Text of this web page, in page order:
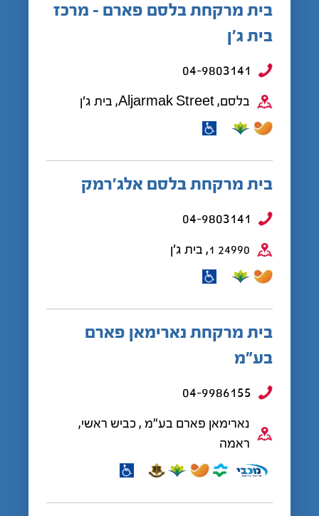
בית מרקחת בלסם פארם - מרכז
בית ג'ן
04-9803141
בלסם, Aljarmak Street, בית ג'ן
בית מרקחת בלסם אלג'רמק
04-9803141
24990 1, בית ג'ן
בית מרקחת נארימאן פארם
בע”מ
04-9986155
נארימאן פארם בע"מ , כביש ראשי,
ראמה